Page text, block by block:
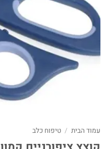
עמוד הבית / טיפוח כלב